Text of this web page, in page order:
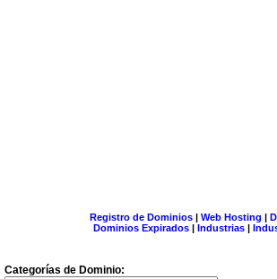
Registro de Dominios| Web Hosting |
Dominios Expirados | Industrias |
Categorías de Dominio: